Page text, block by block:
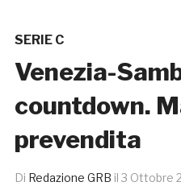
SERIE C
Venezia-
countdown.
prevendita
Di Redazione GRB il 3 Ottobre